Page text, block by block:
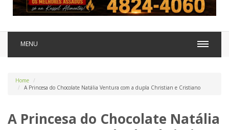
MENU
Home
A Princesa do Chocolate Natália Ventura com a dupla Christian e Cristiano
A Princesa do Chocolate Natália